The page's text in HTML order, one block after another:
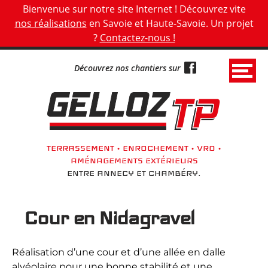
Bienvenue sur notre site Internet ! Découvrez vite
nos réalisations en Savoie et Haute-Savoie. Un projet
? Contactez-nous !
Découvrez nos chantiers sur
G
e
•
e
TERRASSEMENT • ENROCHEMENT • VRD •
AMÉNAGEMENTS EXTÉRIEURS
ENTRE ANNECY ET CHAMBÉRY.
Cour en Nidagravel
Réalisation d’une cour et d’une allée en dalle
Panneau de gestion des cookies